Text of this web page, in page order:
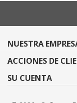
NUESTRA
ACCIONES DE
SU CUENTA